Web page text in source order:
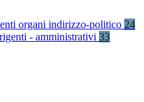
organi indirizzo-politico 24
- amministrativi 33